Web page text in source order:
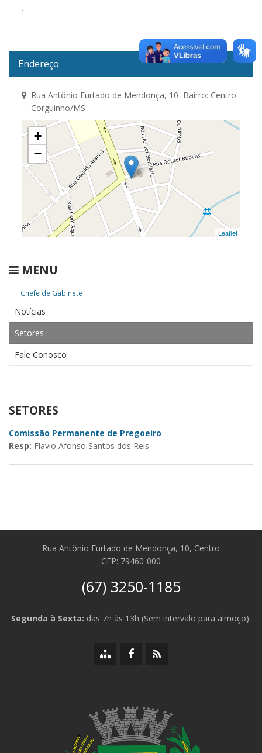
.
Endereço
Rua Antônio Furtado de Mendonça, 10 Bairro: Centro
Corguinho/MS
+
−
Leaflet
MENU
Chefe de Gabinete
Notícias
Setores
Fale Conosco
SETORES
Comissão Permanente de Pregoeiro
Resp: Flavio Afonso Santos dos Reis
Rua Antônio Furtado de Mendonça, 10, Centro
CEP: 79460-000
(67) 3250-1185
Segunda à Sexta: das 7h às 13h (Sem intervalo para almoço).
MapaFacebook
RSS